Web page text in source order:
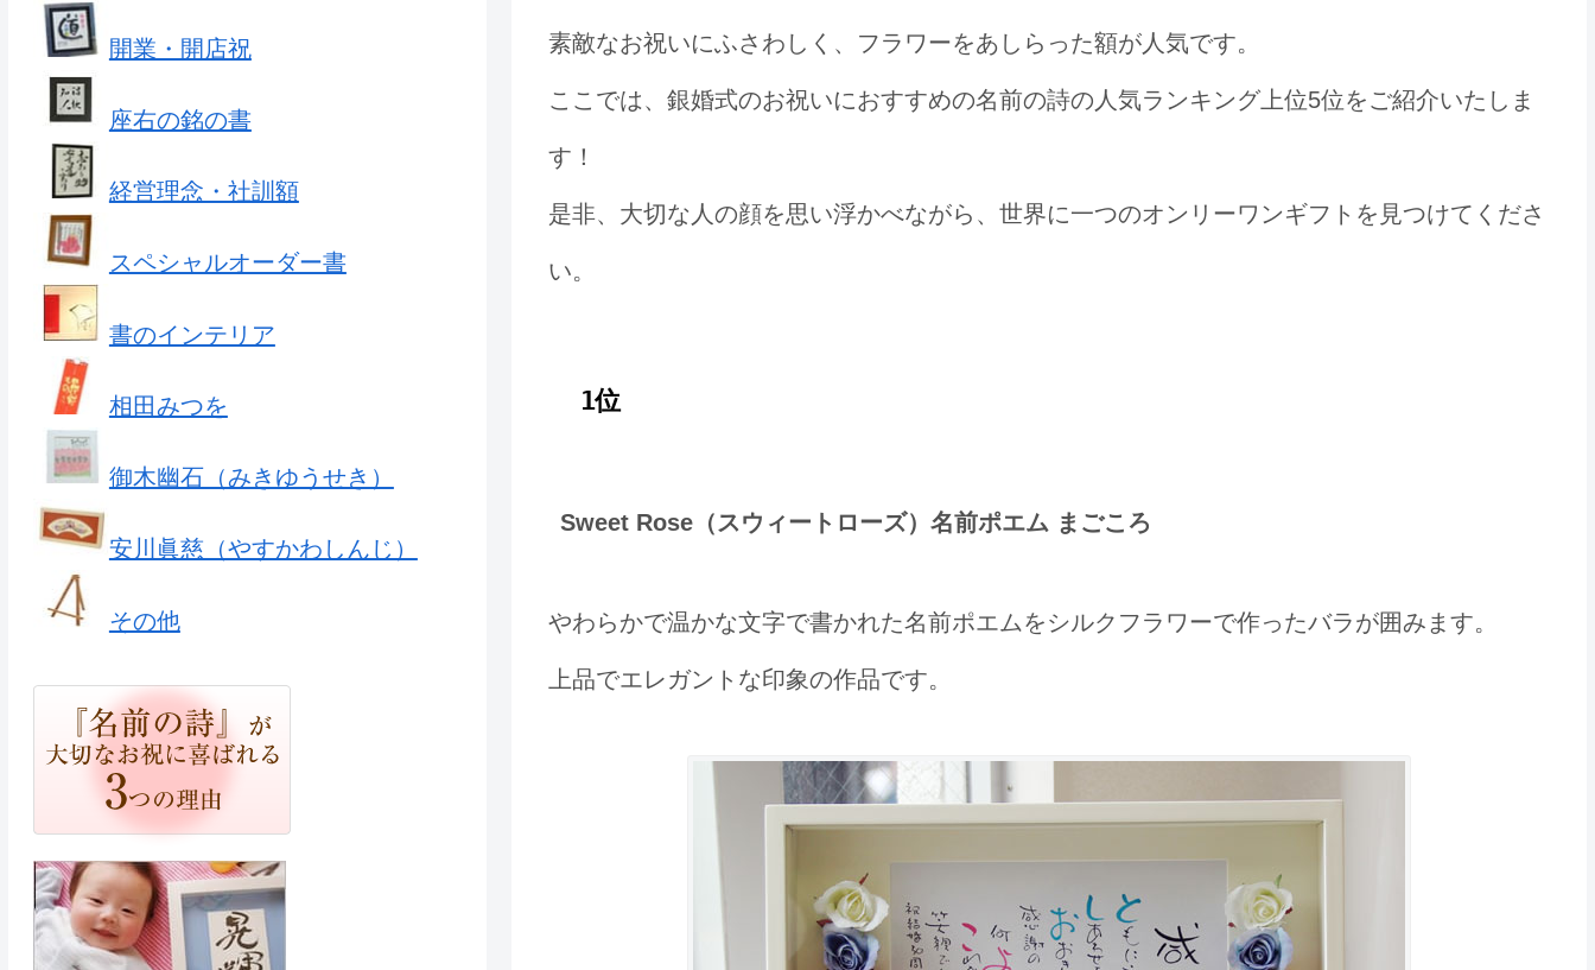
素敵なお祝いにふさわしく、フラワーをあしらった額が人気です。
ここでは、銀婚式のお祝いにおすすめの名前の詩の人気ランキング上位5位をご紹介いたしま
す！
是非、大切な人の顔を思い浮かべながら、世界に一つのオンリーワンギフトを見つけてくださ
い。
1位
Sweet Rose（スウィートローズ）名前ポエム まごころ
やわらかで温かな文字で書かれた名前ポエムをシルクフラワーで作ったバラが囲みます。
上品でエレガントな印象の作品です。
開業・開店祝
座右の銘の書
経営理念・社訓額
スペシャルオーダー書
書のインテリア
相田みつを
御木幽石（みきゆうせき）
安川眞慈（やすかわしんじ）
その他